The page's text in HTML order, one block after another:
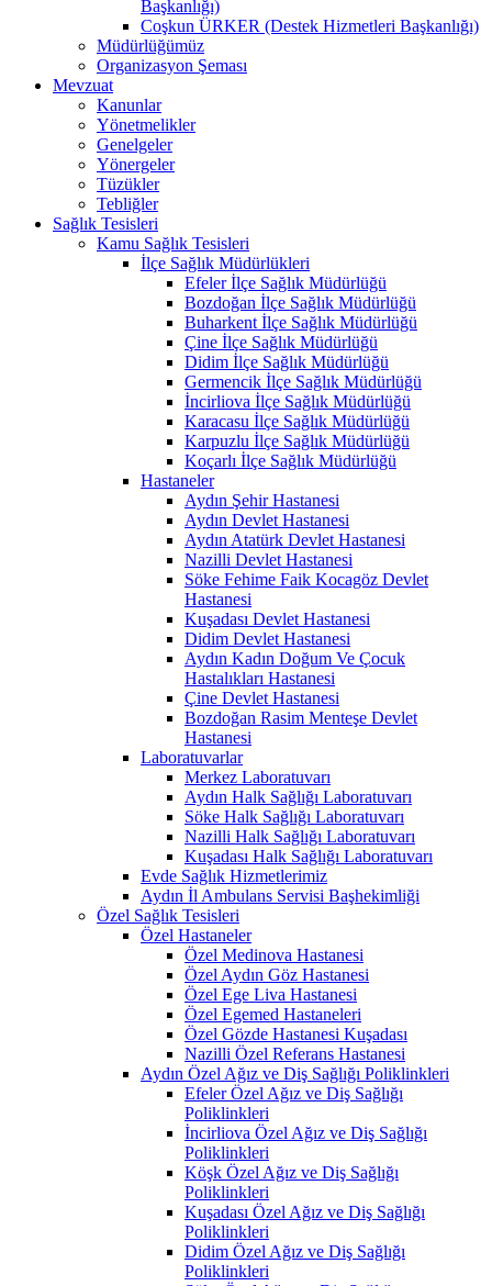
Başkanlığı)
Coşkun ÜRKER (Destek Hizmetleri Başkanlığı)
Müdürlüğümüz
Organizasyon Şeması
Mevzuat
Kanunlar
Yönetmelikler
Genelgeler
Yönergeler
Tüzükler
Tebliğler
Sağlık Tesisleri
Kamu Sağlık Tesisleri
İlçe Sağlık Müdürlükleri
Efeler İlçe Sağlık Müdürlüğü
Bozdoğan İlçe Sağlık Müdürlüğü
Buharkent İlçe Sağlık Müdürlüğü
Çine İlçe Sağlık Müdürlüğü
Didim İlçe Sağlık Müdürlüğü
Germencik İlçe Sağlık Müdürlüğü
İncirliova İlçe Sağlık Müdürlüğü
Karacasu İlçe Sağlık Müdürlüğü
Karpuzlu İlçe Sağlık Müdürlüğü
Koçarlı İlçe Sağlık Müdürlüğü
Hastaneler
Aydın Şehir Hastanesi
Aydın Devlet Hastanesi
Aydın Atatürk Devlet Hastanesi
Nazilli Devlet Hastanesi
Söke Fehime Faik Kocagöz Devlet
Hastanesi
Kuşadası Devlet Hastanesi
Didim Devlet Hastanesi
Aydın Kadın Doğum Ve Çocuk
Hastalıkları Hastanesi
Çine Devlet Hastanesi
Bozdoğan Rasim Menteşe Devlet
Hastanesi
Laboratuvarlar
Merkez Laboratuvarı
Aydın Halk Sağlığı Laboratuvarı
Söke Halk Sağlığı Laboratuvarı
Nazilli Halk Sağlığı Laboratuvarı
Kuşadası Halk Sağlığı Laboratuvarı
Evde Sağlık Hizmetlerimiz
Aydın İl Ambulans Servisi Başhekimliği
Özel Sağlık Tesisleri
Özel Hastaneler
Özel Medinova Hastanesi
Özel Aydın Göz Hastanesi
Özel Ege Liva Hastanesi
Özel Egemed Hastaneleri
Özel Gözde Hastanesi Kuşadası
Nazilli Özel Referans Hastanesi
Aydın Özel Ağız ve Diş Sağlığı Poliklinkleri
Efeler Özel Ağız ve Diş Sağlığı
Poliklinkleri
İncirliova Özel Ağız ve Diş Sağlığı
Poliklinkleri
Köşk Özel Ağız ve Diş Sağlığı
Poliklinkleri
Kuşadası Özel Ağız ve Diş Sağlığı
Poliklinkleri
Didim Özel Ağız ve Diş Sağlığı
Poliklinkleri